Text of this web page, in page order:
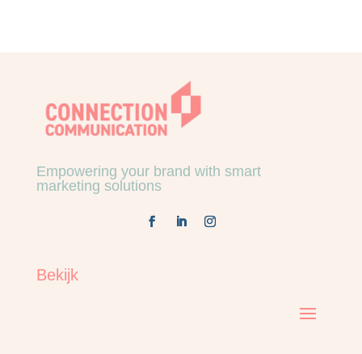
Empowering your brand with smart
marketing solutions
Bekijk